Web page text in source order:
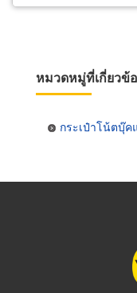
หมวดหมู่ที่เกี่ยวข้
กระเป๋าโน้ตบุ๊ค